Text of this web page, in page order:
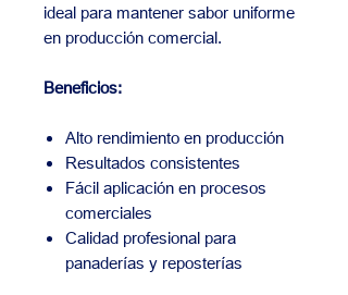
ideal para mantener sabor uniforme
en producción comercial.
Beneficios:
Alto rendimiento en producción
Resultados consistentes
Fácil aplicación en procesos
comerciales
Calidad profesional para
panaderías y reposterías